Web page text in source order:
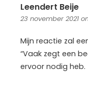
Leendert Beije
23 november 2021
Mijn reactie zal
“Vaak zegt een
ervoor nodig heb.